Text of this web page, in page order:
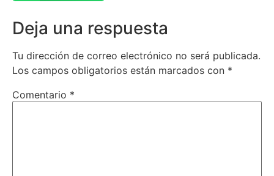
Deja una respuesta
Tu dirección de correo electrónico no será publicada.
Los campos obligatorios están marcados con *
Comentario *